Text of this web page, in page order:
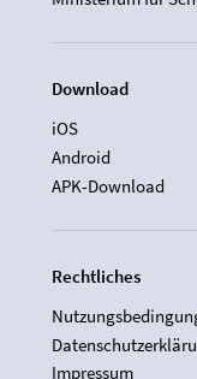
Download
iOS
Android
APK-Download
Rechtliches
Impressum